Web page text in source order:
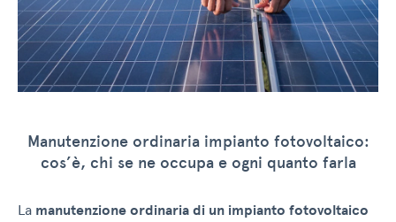
Manutenzione ordinaria impianto fotovoltaico:
cos’è, chi se ne occupa e ogni quanto farla
La manutenzione ordinaria di un impianto fotovoltaico